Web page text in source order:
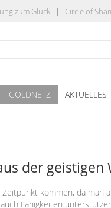
zum Glück| Circle of
GOLDNETZ AKTUELLES
der geistigen
kommen, da man
Fähigkeiten